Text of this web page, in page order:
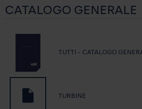
CATALOGO GENERALE
TUTTI - CATALOGO
TURBINE